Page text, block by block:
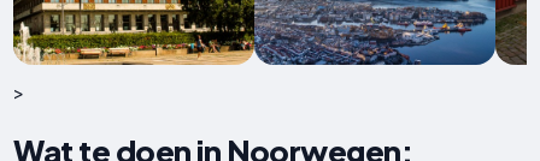
>
Wat te doen in Noorwegen: